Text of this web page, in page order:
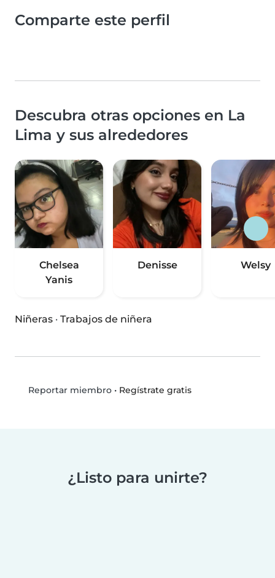
Comparte este perfil
Descubra otras opciones en La
Lima y sus alrededores
Chelsea
Yanis
Denisse Welsy
Niñeras · Trabajos de niñera
Reportar miembro• Regístrate gratis
¿Listo para unirte?